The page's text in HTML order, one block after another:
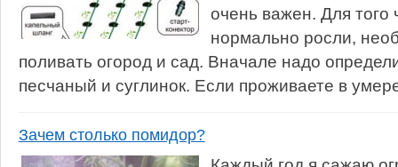
очень важен. Для того
нормально росли,
поливать огород и сад. Вначале надо
песчаный и суглинок. Если проживаете в
Зачем столько помидор?